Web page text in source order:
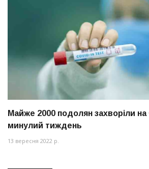
Майже 2000 подолян захворіли на
минулий тиждень
13 вересня 2022 р.